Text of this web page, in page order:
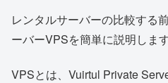
レンタルサーバーの比較する
ーバーVPSを簡単に説明します
VPSとは、Vuirtul Private